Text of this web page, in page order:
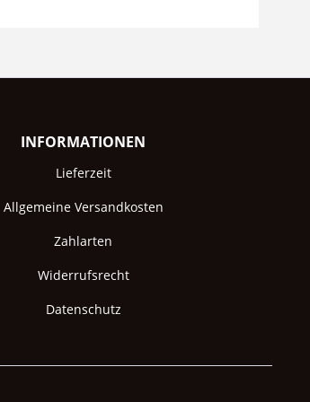
INFORMATIONEN
Lieferzeit
Allgemeine Versandkosten
Zahlarten
Widerrufsrecht
Datenschutz